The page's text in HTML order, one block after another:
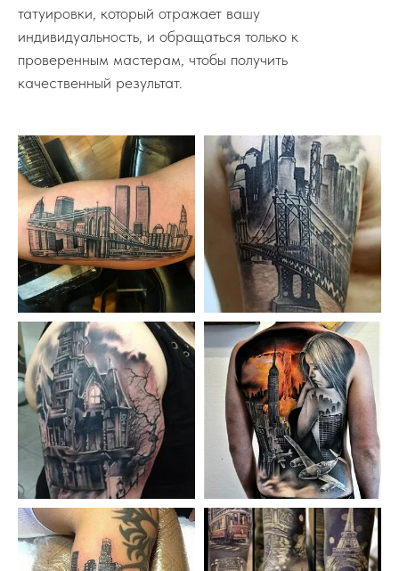
татуировки, который отражает вашу
индивидуальность, и обращаться только к
проверенным мастерам, чтобы получить
качественный результат.